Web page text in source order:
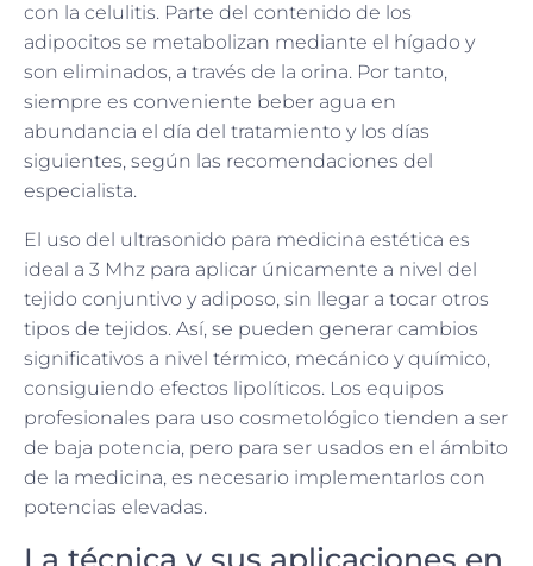
con la celulitis. Parte del contenido de los
adipocitos se metabolizan mediante el hígado y
son eliminados, a través de la orina. Por tanto,
siempre es conveniente beber agua en
abundancia el día del tratamiento y los días
siguientes, según las recomendaciones del
especialista.
El uso del ultrasonido para medicina estética es
ideal a 3 Mhz para aplicar únicamente a nivel del
tejido conjuntivo y adiposo, sin llegar a tocar otros
tipos de tejidos. Así, se pueden generar cambios
significativos a nivel térmico, mecánico y químico,
consiguiendo efectos lipolíticos. Los equipos
profesionales para uso cosmetológico tienden a ser
de baja potencia, pero para ser usados en el ámbito
de la medicina, es necesario implementarlos con
potencias elevadas.